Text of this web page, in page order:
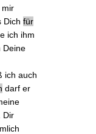
mir
Dichfür
ich ihm
Deine
ich auch
darf er
Dir